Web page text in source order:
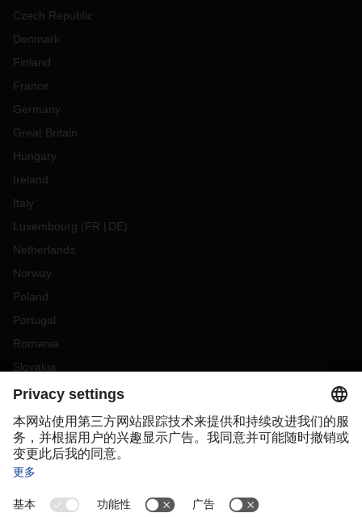
Czech Republic
Denmark
Finland
France
Germany
Great Britain
Hungary
Ireland
Italy
Luxembourg (FR DE)
Netherlands
Norway
Poland
Portugal
Romania
Slovakia
Spain
Sweden
Switzerland(DE FR)
Turkey
OCEANIA